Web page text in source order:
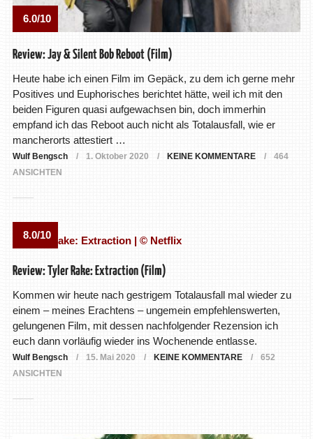
6.0/10
Review: Jay & Silent Bob Reboot (Film)
Heute habe ich einen Film im Gepäck, zu dem ich gerne mehr
Positives und Euphorisches berichtet hätte, weil ich mit den
beiden Figuren quasi aufgewachsen bin, doch immerhin
empfand ich das Reboot auch nicht als Totalausfall, wie er
mancherorts attestiert …
Wulf Bengsch 1. Oktober 2020 KEINE KOMMENTARE
464
ANSICHTEN
8.0/10
Review: Tyler Rake: Extraction (Film)
Kommen wir heute nach gestrigem Totalausfall mal wieder zu
einem – meines Erachtens – ungemein empfehlenswerten,
gelungenen Film, mit dessen nachfolgender Rezension ich
euch dann vorläufig wieder ins Wochenende entlasse.
Wulf Bengsch 15. Mai 2020 KEINE KOMMENTARE
652
ANSICHTEN